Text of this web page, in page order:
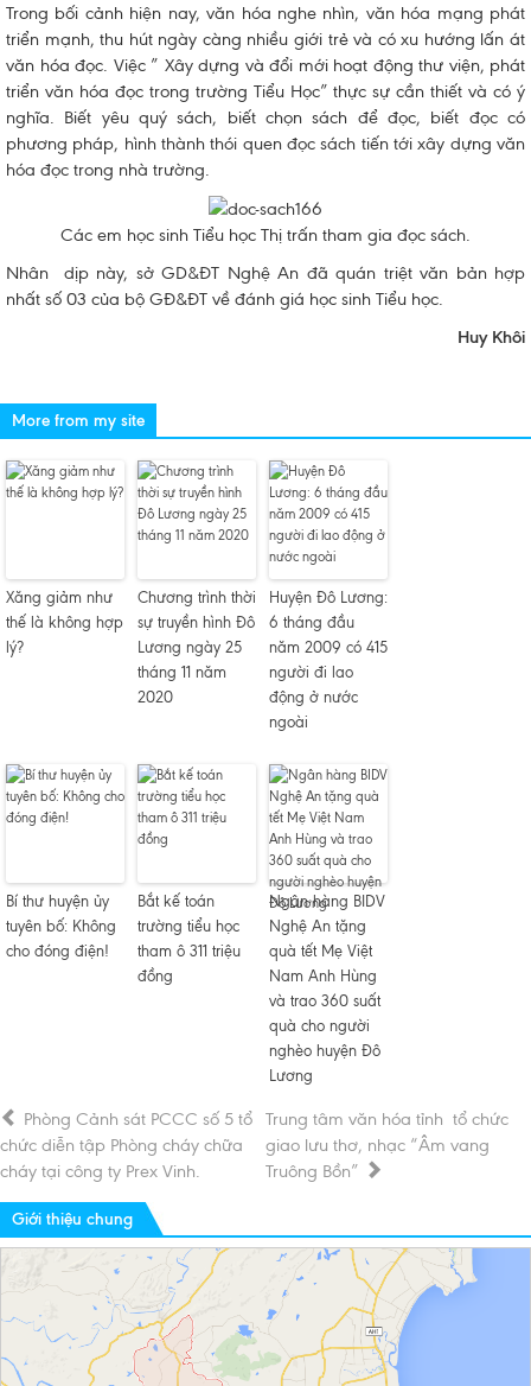
Trong bối cảnh hiện nay, văn hóa nghe nhìn, văn hóa mạng phát
triển mạnh, thu hút ngày càng nhiều giới trẻ và có xu hướng lấn át
văn hóa đọc. Việc ” Xây dựng và đổi mới hoạt động thư viện, phát
triển văn hóa đọc trong trường Tiểu Học” thực sự cần thiết và có ý
nghĩa. Biết yêu quý sách, biết chọn sách để đọc, biết đọc có
phương pháp, hình thành thói quen đọc sách tiến tới xây dựng văn
hóa đọc trong nhà trường.
Các em học sinh Tiểu học Thị trấn tham gia đọc sách.
Nhân dịp này, sở GD&ĐT Nghệ An đã quán triệt văn bản hợp
nhất số 03 của bộ GĐ&ĐT về đánh giá học sinh Tiểu học.
Huy Khôi
More from my site
Xăng giảm như
thế là không hợp
lý?
Chương trình thời
sự truyền hình Đô
Lương ngày 25
tháng 11 năm
2020
Huyện Đô Lương:
6 tháng đầu
năm 2009 có 415
người đi lao
động ở nước
ngoài
Bí thư huyện ủy
tuyên bố: Không
cho đóng điện!
Bắt kế toán
trường tiểu học
tham ô 311 triệu
đồng
Ngân hàng BIDV
Nghệ An tặng
quà tết Mẹ Việt
Nam Anh Hùng
và trao 360 suất
quà cho người
nghèo huyện Đô
Lương
Phòng Cảnh sát PCCC số 5 tổ
chức diễn tập Phòng cháy chữa
cháy tại công ty Prex Vinh.
Trung tâm văn hóa tỉnh tổ chức
giao lưu thơ, nhạc “Âm vang
Truông Bồn”
Giới thiệu chung